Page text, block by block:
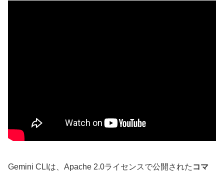
Gemini CLIは、Apache 2.0ライセンスで公開された コマ